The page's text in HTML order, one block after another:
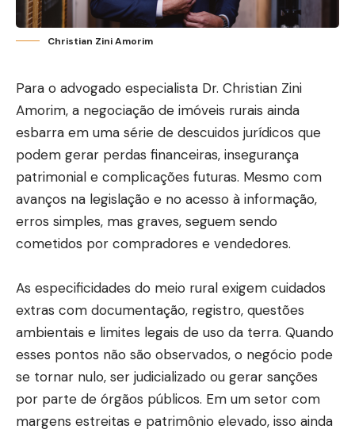
Christian Zini Amorim
Para o advogado especialista Dr. Christian Zini
Amorim, a negociação de imóveis rurais ainda
esbarra em uma série de descuidos jurídicos que
podem gerar perdas financeiras, insegurança
patrimonial e complicações futuras. Mesmo com
avanços na legislação e no acesso à informação,
erros simples, mas graves, seguem sendo
cometidos por compradores e vendedores.
As especificidades do meio rural exigem cuidados
extras com documentação, registro, questões
ambientais e limites legais de uso da terra. Quando
esses pontos não são observados, o negócio pode
se tornar nulo, ser judicializado ou gerar sanções
por parte de órgãos públicos. Em um setor com
margens estreitas e patrimônio elevado, isso ainda